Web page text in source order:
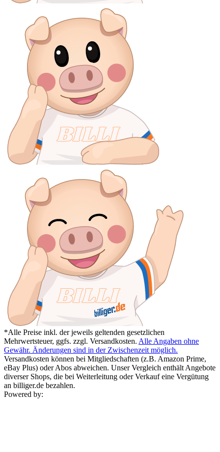
*Alle Preise inkl. der jeweils geltenden gesetzlichen
Mehrwertsteuer, ggfs. zzgl. Versandkosten. Alle Angaben ohne
Gewähr. Änderungen sind in der Zwischenzeit möglich.
Versandkosten können bei Mitgliedschaften (z.B. Amazon Prime,
eBay Plus) oder Abos abweichen. Unser Vergleich enthält Angebote
diverser Shops, die bei Weiterleitung oder Verkauf eine Vergütung
an billiger.de bezahlen.
Powered by: